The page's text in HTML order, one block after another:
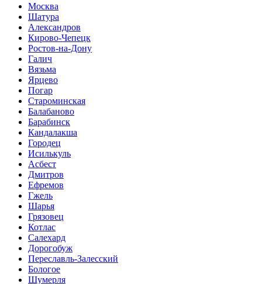
Москва
Шатура
Александров
Кирово-Чепецк
Ростов-на-Дону
Галич
Вязьма
Ярцево
Погар
Староминская
Балабаново
Барабинск
Кандалакша
Городец
Исилькуль
Асбест
Дмитров
Ефремов
Гжель
Шарья
Грязовец
Котлас
Салехард
Дорогобуж
Переславль-Залесский
Бологое
Шумерля